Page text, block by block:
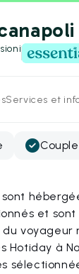
Services et
et sont
voyageur
Hotiday à